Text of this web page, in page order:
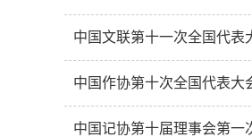
中国文联第十一次全国代表
中国作协第十次全国代表大
中国记协第十届理事会第一